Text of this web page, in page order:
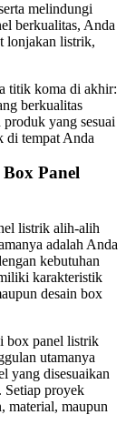
melindungi
berkualitas, Anda
lonjakan listrik,
titik koma di akhir:
berkualitas
yang sesuai
di tempat Anda
Panel
listrik alih-alih
adalah Anda
kebutuhan
karakteristik
desain box
box panel listrik
utamanya
yang disesuaikan
Setiap proyek
material, maupun